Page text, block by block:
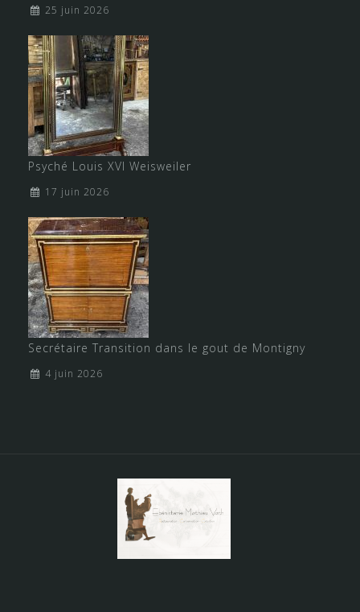
25 juin 2026
Psyché Louis XVI Weisweiler
17 juin 2026
Secrétaire Transition dans le gout de Montigny
4 juin 2026